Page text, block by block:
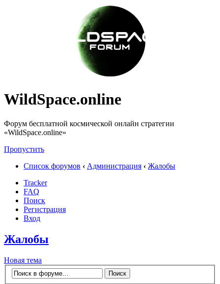
WildSpace.online
Форум бесплатной космической онлайн стратегии
«WildSpace.online»
Пропустить
Список форумов ‹ Администрация ‹ Жалобы
Tracker
FAQ
Поиск
Регистрация
Вход
Жалобы
Новая тема